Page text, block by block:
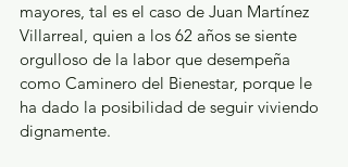
mayores, tal es el caso de Juan Martínez
Villarreal, quien a los 62 años se siente
orgulloso de la labor que desempeña
como Caminero del Bienestar, porque le
ha dado la posibilidad de seguir viviendo
dignamente.